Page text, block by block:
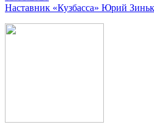
Наставник «Кузбасса» Юрий